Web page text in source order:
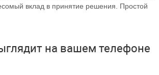
вклад в принятие решения. Простой
на вашем телефоне